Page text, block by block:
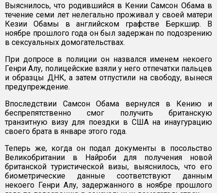
Выяснилось, что родившийся в Кении Самсон Обама в
течение семи лет нелегально проживал у своей матери
Кезии Обамы в английском графстве Беркшир. В
ноябре прошлого года он был задержан по подозрению
в сексуальных домогательствах.
При допросе в полиции он назвался именем некоего
Генри Алу, полицейские взяли у него отпечатки пальцев
и образцы ДНК, а затем отпустили на свободу, вынеся
предупреждение.
Впоследствии Самсон Обама вернулся в Кению и
беспрепятственно смог получить британскую
транзитную визу для поездки в США на инаугурацию
своего брата в январе этого года.
Теперь же, когда он подал документы в посольство
Великобритании в Найроби для получения новой
британской туристической визы, выяснилось, что его
биометрические данные соответствуют данным
некоего Генри Алу, задержанного в ноябре прошлого